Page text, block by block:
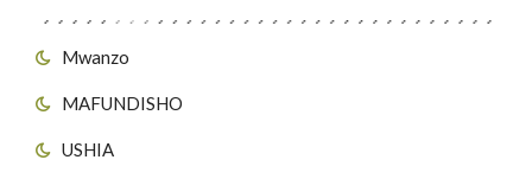
Mwanzo
MAFUNDISHO
USHIA